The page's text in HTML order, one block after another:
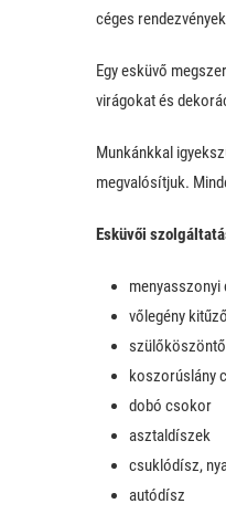
céges
Egy esküvő
virágokat és
Munkánkkal
megvalósítjuk.
Esküvői
vőlegény kitűző
koszorúslány
dobó csokor
asztaldíszek
csuklódísz,
autódísz